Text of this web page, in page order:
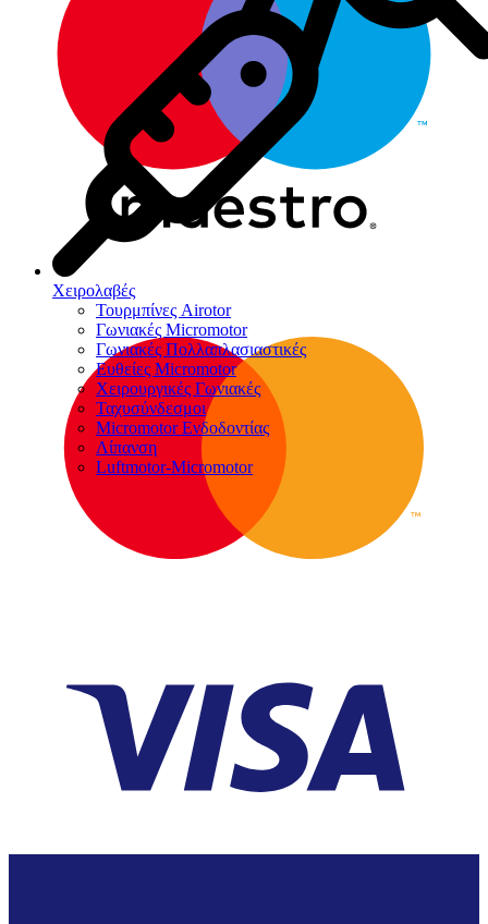
Χειρολαβές
Τουρμπίνες Airotor
Γωνιακές Micromotor
Γωνιακές Πολλαπλασιαστικές
Ευθείες Micromotor
Χειρουργικές Γωνιακές
Ταχυσύνδεσμοι
Micromotor Ενδοδοντίας
Λίπανση
Luftmotor-Micromotor